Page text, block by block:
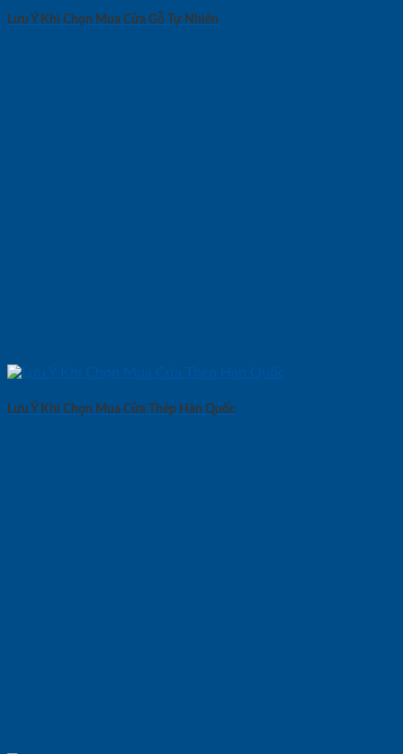
Lưu Ý Khi Chọn Mua Cửa Gỗ Tự Nhiên
Lưu Ý Khi Chọn Mua Cửa Thép Hàn Quốc